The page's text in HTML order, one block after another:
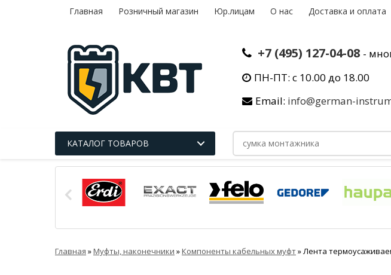
Главная Розничный магазин Юр.лицам О нас Доставка и оплата
+7 (495) 127-04-08 -
ПН-ПТ: с 10.00 до 18.00
Email: info@german-
КАТАЛОГ ТОВАРОВ
Главная »Муфты, наконечники »Компоненты кабельных муфт» Лента